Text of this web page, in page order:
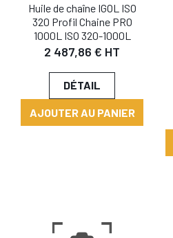
Huile de chaîne IGOL ISO
320 Profil Chaine PRO
1000L ISO 320-1000L
2 487,86 € HT
DÉTAIL
AJOUTER AU PANIER